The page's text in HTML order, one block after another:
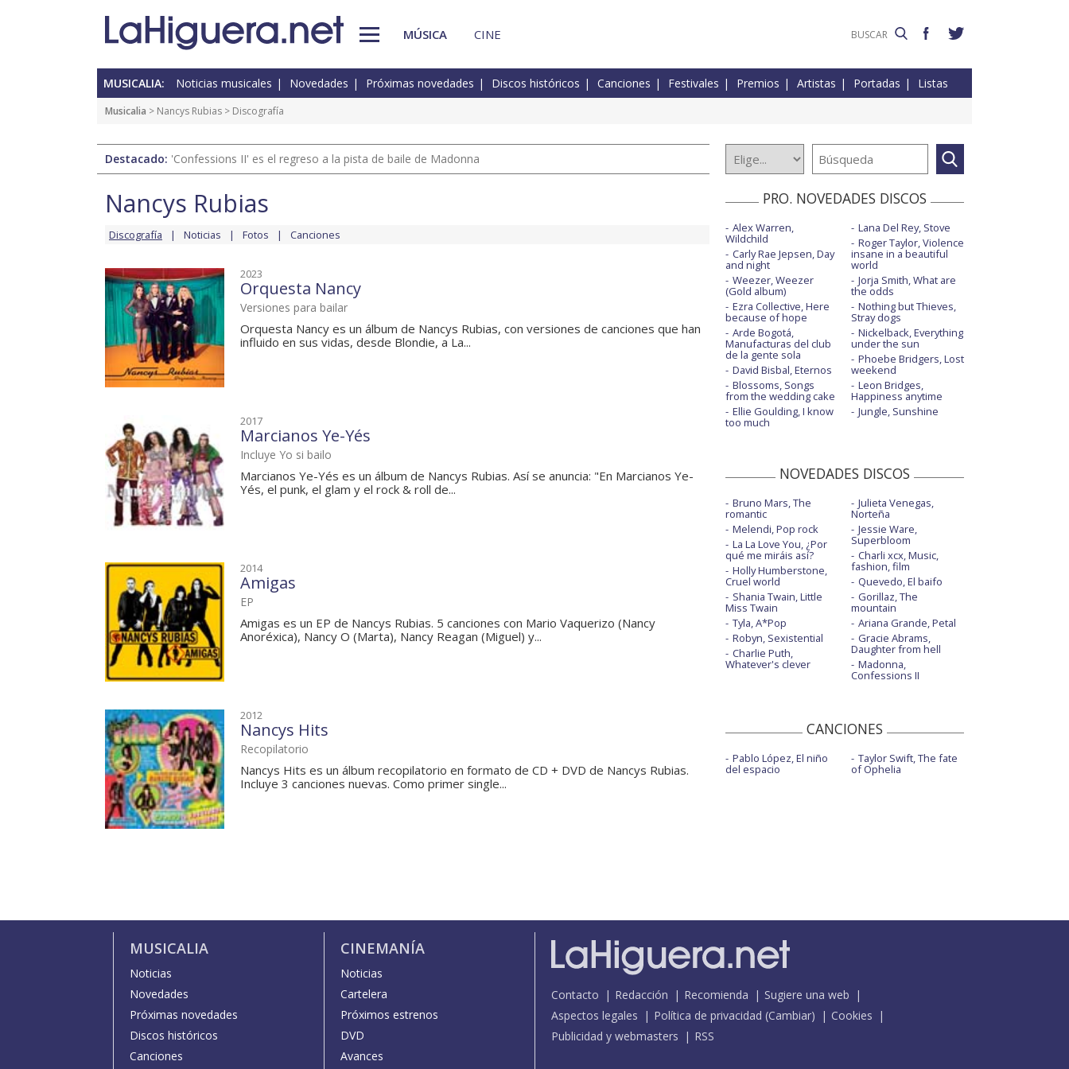
MÚSICA CINE
MUSICALIA: Noticias musicales Novedades Próximas novedades Discos históricos Canciones Festivales Premios Artistas Portadas Listas
Musicalia > Nancys Rubias > Discografía
Destacado: 'Confessions II' es el regreso a la pista de baile de Madonna
Nancys Rubias
Discografía Noticias Fotos Canciones
2023
Orquesta Nancy
Versiones para bailar
Orquesta Nancy es un álbum de Nancys Rubias, con versiones de canciones que han
influido en sus vidas, desde Blondie, a La...
2017
Marcianos Ye-Yés
Incluye Yo si bailo
Marcianos Ye-Yés es un álbum de Nancys Rubias. Así se anuncia: "En Marcianos Ye-
Yés, el punk, el glam y el rock & roll de...
2014
Amigas
EP
Amigas es un EP de Nancys Rubias. 5 canciones con Mario Vaquerizo (Nancy
Anoréxica), Nancy O (Marta), Nancy Reagan (Miguel) y...
2012
Nancys Hits
Recopilatorio
Nancys Hits es un álbum recopilatorio en formato de CD + DVD de Nancys Rubias.
Incluye 3 canciones nuevas. Como primer single...
PRO. NOVEDADES DISCOS
Alex Warren,
Wildchild
Carly Rae Jepsen, Day
and night
Weezer, Weezer
(Gold album)
Ezra Collective, Here
because of hope
Arde Bogotá,
Manufacturas del club
de la gente sola
David Bisbal, Eternos
Blossoms, Songs
from the wedding cake
Ellie Goulding, I know
too much
Lana Del Rey, Stove
Roger Taylor, Violence
insane in a beautiful
world
Jorja Smith, What are
the odds
Nothing but Thieves,
Stray dogs
Nickelback, Everything
under the sun
Phoebe Bridgers, Lost
weekend
Leon Bridges,
Happiness anytime
Jungle, Sunshine
NOVEDADES DISCOS
Bruno Mars, The
romantic
Melendi, Pop rock
La La Love You, ¿Por
qué me miráis así?
Holly Humberstone,
Cruel world
Shania Twain, Little
Miss Twain
Tyla, A*Pop
Robyn, Sexistential
Charlie Puth,
Whatever's clever
Julieta Venegas,
Norteña
Jessie Ware,
Superbloom
Charli xcx, Music,
fashion, film
Quevedo, El baifo
Gorillaz, The
mountain
Ariana Grande, Petal
Gracie Abrams,
Daughter from hell
Madonna,
Confessions II
CANCIONES
Pablo López, El niño
del espacio
Taylor Swift, The fate
of Ophelia
MUSICALIA
Noticias
Novedades
Próximas novedades
Discos históricos
Canciones
CINEMANÍA
Noticias
Cartelera
Próximos estrenos
DVD
Avances
Contacto Redacción Recomienda
Sugiere una web
Aspectos legales
Política de privacidad (Cambiar)
Cookies
Publicidad y webmasters
RSS